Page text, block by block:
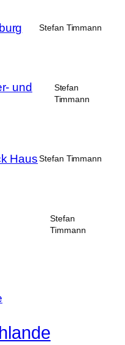
Stefan Timmann
und
Stefan
Timmann
Haus Stefan Timmann
Stefan
Timmann